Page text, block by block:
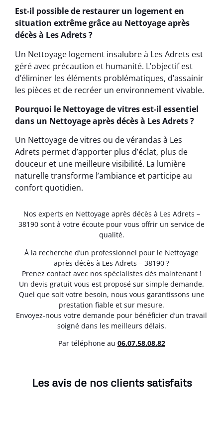
Est-il possible de restaurer un logement en
situation extrême grâce au Nettoyage après
décès à Les Adrets ?
Un Nettoyage logement insalubre à Les Adrets est
géré avec précaution et humanité. L’objectif est
d’éliminer les éléments problématiques, d’assainir
les pièces et de recréer un environnement vivable.
Pourquoi le Nettoyage de vitres est-il essentiel
dans un Nettoyage après décès à Les Adrets ?
Un Nettoyage de vitres ou de vérandas à Les
Adrets permet d’apporter plus d’éclat, plus de
douceur et une meilleure visibilité. La lumière
naturelle transforme l’ambiance et participe au
confort quotidien.
Nos experts en Nettoyage après décès à Les Adrets –
38190 sont à votre écoute pour vous offrir un service de
qualité.
À la recherche d’un professionnel pour le Nettoyage
après décès à Les Adrets – 38190 ?
Prenez contact avec nos spécialistes dès maintenant !
Un devis gratuit vous est proposé sur simple demande.
Quel que soit votre besoin, nous vous garantissons une
prestation fiable et sur mesure.
Envoyez-nous votre demande pour bénéficier d’un travail
soigné dans les meilleurs délais.
Par téléphone au 06.07.58.08.82
Les avis de nos clients satisfaits